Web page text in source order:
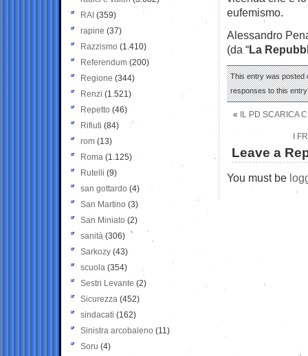
eufemismo.
Alessandro
(da “La
This entry was posted
responses to this
« IL PD SCARICA
I
Leave a
You must be
RAI (359)
rapine (37)
Razzismo (1.410)
Referendum (200)
Regione (344)
Renzi (1.521)
Repetto (46)
Rifiuti (84)
rom (13)
Roma (1.125)
Rutelli (9)
san gottardo (4)
San Martino (3)
San Miniato (2)
sanità (306)
Sarkozy (43)
scuola (354)
Sestri Levante (2)
Sicurezza (452)
sindacati (162)
Sinistra arcobaleno (11)
Soru (4)